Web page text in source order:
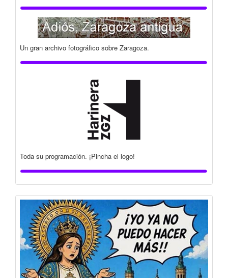
Un gran archivo fotográfico sobre Zaragoza.
Toda su programación. ¡Pincha el logo!